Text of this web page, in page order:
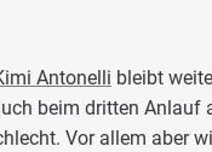
Antonelli bleibt
beim dritten Anlauf
Vor allem aber